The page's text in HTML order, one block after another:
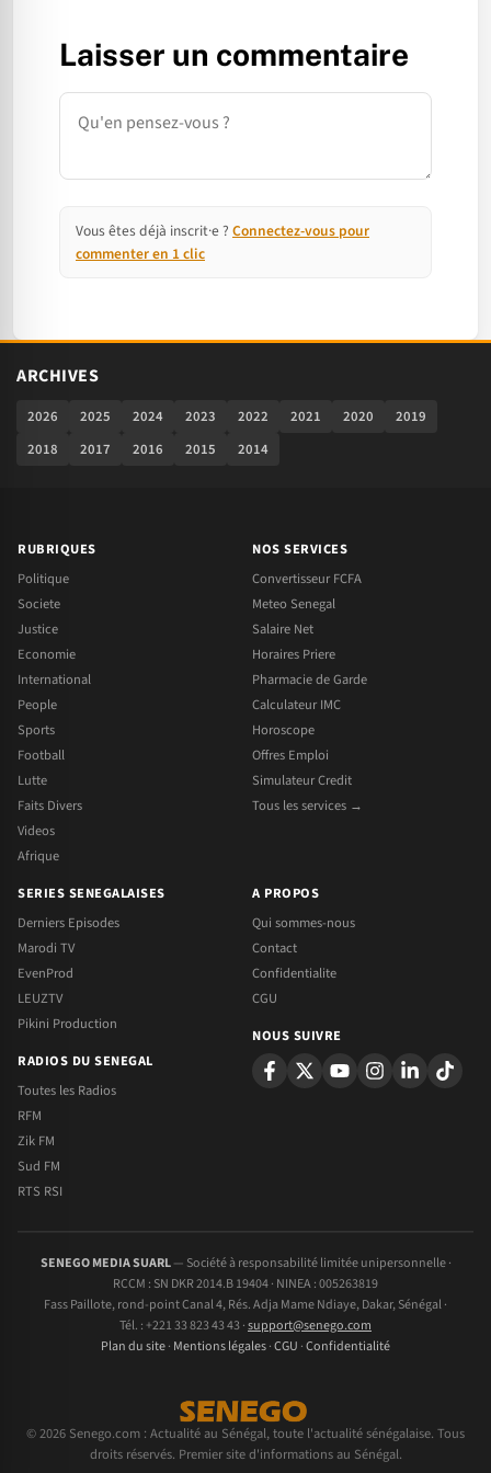
Laisser un commentaire
Commentaire
Vous êtes déjà inscrit·e ? Connectez-vous pour
commenter en 1 clic
ARCHIVES
2026 2025 2024 2023 2022 2021 2020
2019
2018
2017 2016 2015 2014
RUBRIQUES
Politique
Societe
Justice
Economie
International
People
Sports
Football
Lutte
Faits Divers
Videos
Afrique
NOS SERVICES
Convertisseur FCFA
Meteo Senegal
Salaire Net
Horaires Priere
Pharmacie de Garde
Calculateur IMC
Horoscope
Offres Emploi
Simulateur Credit
Tous les services →
SERIES SENEGALAISES
Derniers Episodes
Marodi TV
EvenProd
LEUZTV
Pikini Production
RADIOS DU SENEGAL
Toutes les Radios
RFM
Zik FM
Sud FM
RTS RSI
A PROPOS
Qui sommes-nous
Contact
Confidentialite
CGU
NOUS SUIVRE
SENEGO MEDIA SUARL— Société à responsabilité limitée unipersonnelle ·
RCCM : SN DKR 2014.B 19404 · NINEA : 005263819
Fass Paillote, rond-point Canal 4, Rés. Adja Mame Ndiaye, Dakar, Sénégal ·
Tél. : +221 33 823 43 43 ·support@senego.com
Plan du site· Mentions légales·CGU ·Confidentialité
© 2026 Senego.com : Actualité au Sénégal, toute l'actualité sénégalaise. Tous
droits réservés. Premier site d'informations au Sénégal.